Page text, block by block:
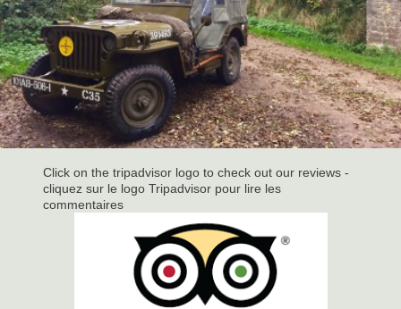
Click on the tripadvisor logo to check out our reviews -
cliquez sur le logo Tripadvisor pour lire les
commentaires